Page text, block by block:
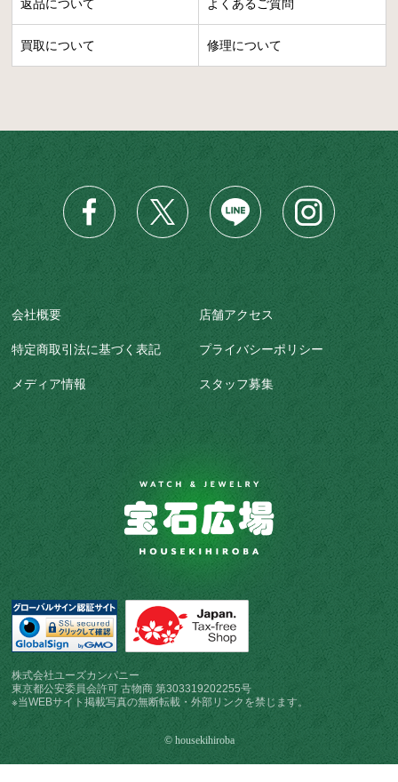
返品について よくあるご質問
買取について 修理について
会社概要 店舗アクセス
特定商取引法に基づく表記 プライバシーポリシー
メディア情報 スタッフ募集
株式会社ユーズカンパニー
東京都公安委員会許可 古物商 第303319202255号
※当WEBサイト掲載写真の無断転載・外部リンクを禁じます。
© housekihiroba